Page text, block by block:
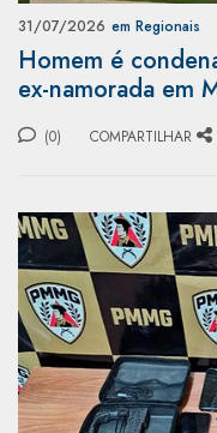
31/07/2026 em Regionais
Homem é
ex-namorada em
(0) COMPARTILHAR